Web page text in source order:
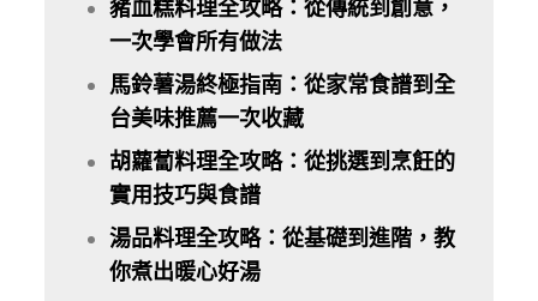
豬血糕料理全攻略：從傳統到創意，
一次學會所有做法
馬鈴薯湯終極指南：從家常食譜到全
台美味推薦一次收藏
胡蘿蔔料理全攻略：從挑選到烹飪的
實用技巧與食譜
湯品料理全攻略：從基礎到進階，教
你煮出暖心好湯